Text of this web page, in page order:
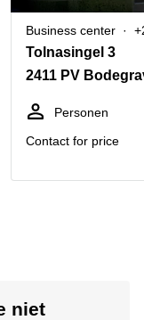
Business center
Tolnasingel 3
Personen
Contact for price
niet